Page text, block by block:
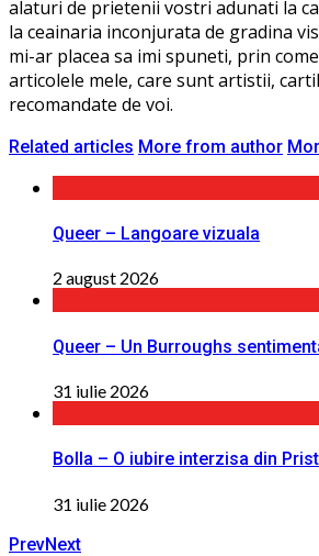
alaturi de prietenii vostri adunati la
la ceainaria inconjurata de gradina
mi-ar placea sa imi spuneti, prin
articolele mele, care sunt artistii,
recomandate de voi.
Related articles More from author
Queer – Langoare vizuala
2 august 2026
Queer – Un Burroughs
31 iulie 2026
Bolla – O iubire interzisa din
31 iulie 2026
PrevNext